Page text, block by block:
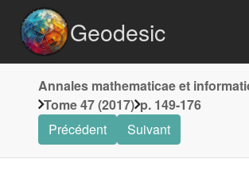
Geodesic
Annales mathematicae et
Tome 47 (2017) p. 149-176
Précédent
Suivant